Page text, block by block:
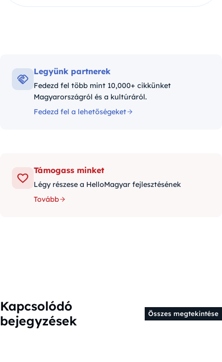
Legyünk partnerek
Fedezd fel több mint 10,000+ cikkünket
Magyarországról és a kultúráról.
Fedezd fel a lehetőségeket
Támogass minket
Légy részese a HelloMagyar fejlesztésének
Tovább
Kapcsolódó
bejegyzések
Összes megtekintése